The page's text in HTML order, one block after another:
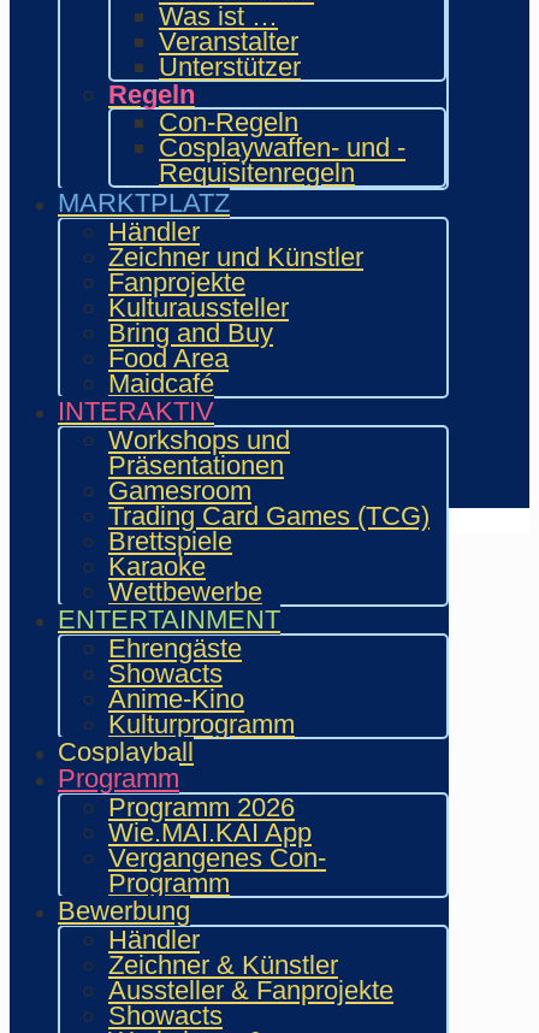
Was ist …
Veranstalter
Unterstützer
Regeln
Con-Regeln
Cosplaywaffen- und -
Requisitenregeln
MARKTPLATZ
Händler
Zeichner und Künstler
Fanprojekte
Kulturaussteller
Bring and Buy
Food Area
Maidcafé
INTERAKTIV
Workshops und
Präsentationen
Gamesroom
Trading Card Games (TCG)
Brettspiele
Karaoke
Wettbewerbe
ENTERTAINMENT
Ehrengäste
Showacts
Anime-Kino
Kulturprogramm
Cosplayball
Programm
Programm 2026
Wie.MAI.KAI App
Vergangenes Con-
Programm
Bewerbung
Händler
Zeichner & Künstler
Aussteller & Fanprojekte
Showacts
Showacts
Anime-Kino
Kulturprogramm
Cosplayball
Programm
Programm 2026
Wie.MAI.KAI App
Vergangenes Con-Programm
Bewerbung
Händler
Zeichner & Künstler
Aussteller & Fanprojekte
Showacts
Workshops & Präsentationen
Helfende
Marketing & Sponsoring
Presse & Content Creator
Verein wie.mai.kai e. V
Kontakt